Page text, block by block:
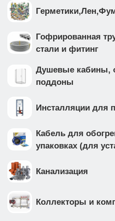
Гофрированная
стали и фитинг
Душевые кабины,
поддоны
Инсталляции для
Кабель для
упаковках (для
Канализация
Коллекторы и